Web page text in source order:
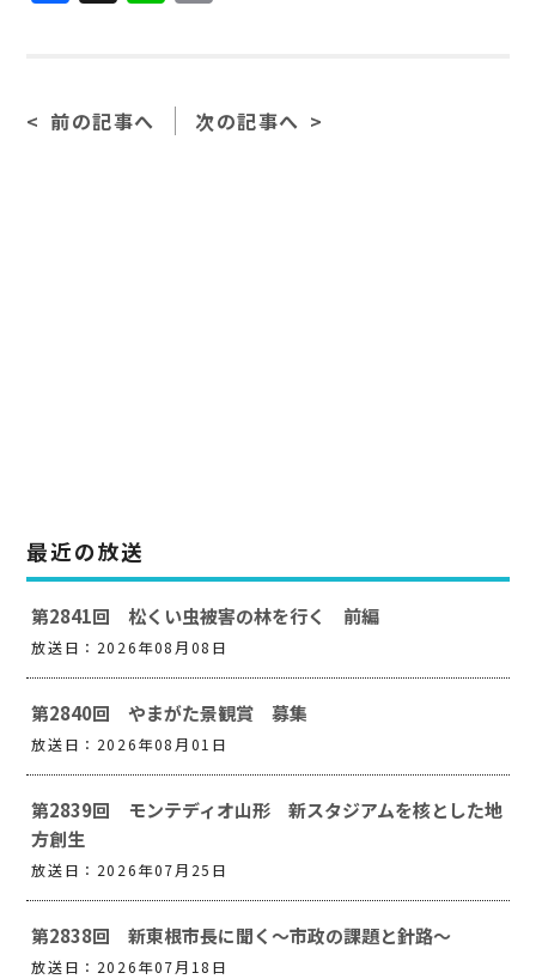
前の記事へ 次の記事へ
最近の放送
第2841回 松くい虫被害の林を行く 前編
放送日：2026年08月08日
第2840回 やまがた景観賞 募集
放送日：2026年08月01日
第2839回 モンテディオ山形 新スタジアムを核とした地
方創生
放送日：2026年07月25日
第2838回 新東根市長に聞く～市政の課題と針路～
放送日：2026年07月18日